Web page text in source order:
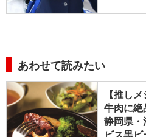
あわせて読みたい
【推し
牛肉に
静岡県・
ビス黒ビ